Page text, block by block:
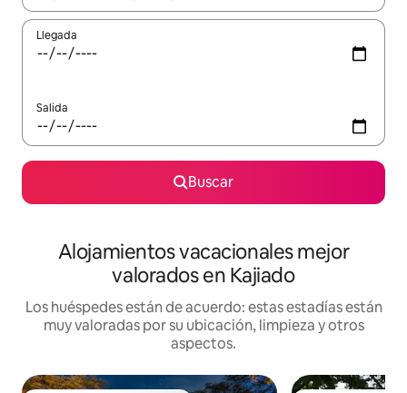
Llegada
Salida
Buscar
Alojamientos vacacionales mejor
valorados en Kajiado
Los huéspedes están de acuerdo: estas estadías están
muy valoradas por su ubicación, limpieza y otros
aspectos.